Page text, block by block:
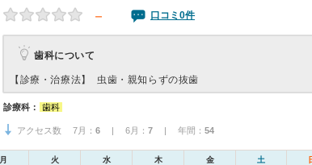
－ 口コミ0件
歯科について
【診療・治療法】 虫歯・親知らずの抜歯
診療科： 歯科
アクセス数 7月： 6 | 6月： 7 | 年間： 54
月 火 水 木 金 土